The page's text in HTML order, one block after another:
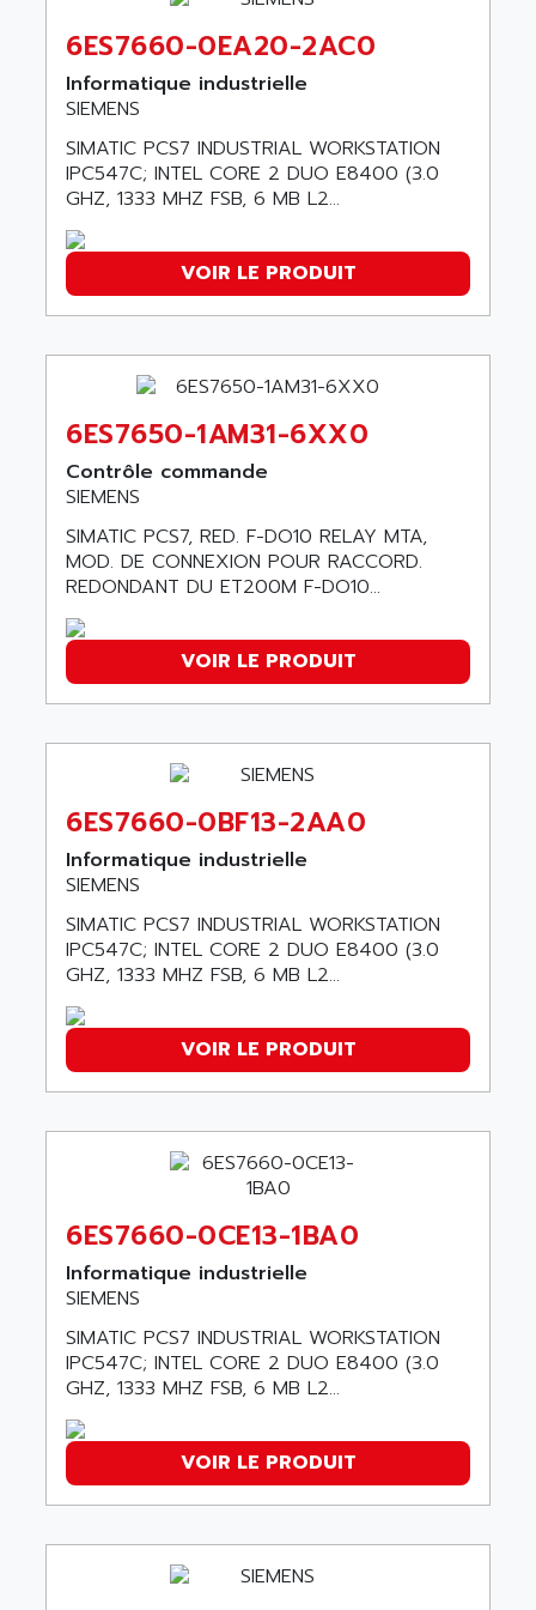
RAIL SWITCH
SBC
SIMATIC HMI
SIMATIC OPERATOR PANEL
APRIL 2000
APRIL 7000
SMC600
SMC 50 / SMC 600
SMC 600
SMC50 / SMC600
SMC 25 et SMC 35
SMC25 et SMC35
PB80
WS SERIES
TSX COMPACT
984 SERIE
SIMODRIVE
TSX21
C350
PB15
C200
SMC200 / 500
SYSMAC
SERVO MOTOR
PERMANENT MAGNET MOTOR
BPH
MASAP
SIMODRIVE 210
SIMODRIVE 610
SIMOREG
SINUMERIK 800
ABC VISION
ABD
ABG
ABL
ABL SURSUM
ABLE SYSTEMS
ABLIC
ABOUTBATTERIE
ABS COMPUTERS
ABS SYSTEM
ABSOCODER
ABUS
ABUS ELECTRONIC
AC
AC AUTOMATION
AC SMARTMOTION
ACARD
ACCES
ACCESS
ACCROSSER
ACCU
ACCUCELL
ACCU-SORT SYSTEMS
ACDC
ACEDIS
ACINDUCTO
ACMA
ACOMEL
ACOOL
ACOPIAN
ACOPOS
ACROMAG
ACS
ACT KERN
6ES7660-0EA20-2AC0
Informatique industrielle
SIEMENS
SIMATIC PCS7 INDUSTRIAL WORKSTATION
IPC547C; INTEL CORE 2 DUO E8400 (3.0
GHZ, 1333 MHZ FSB, 6 MB L2...
VOIR LE PRODUIT
6ES7650-1AM31-6XX0
Contrôle commande
SIEMENS
SIMATIC PCS7, RED. F-DO10 RELAY MTA,
MOD. DE CONNEXION POUR RACCORD.
REDONDANT DU ET200M F-DO10...
VOIR LE PRODUIT
6ES7660-0BF13-2AA0
Informatique industrielle
SIEMENS
SIMATIC PCS7 INDUSTRIAL WORKSTATION
IPC547C; INTEL CORE 2 DUO E8400 (3.0
GHZ, 1333 MHZ FSB, 6 MB L2...
VOIR LE PRODUIT
6ES7660-0CE13-1BA0
Informatique industrielle
SIEMENS
SIMATIC PCS7 INDUSTRIAL WORKSTATION
IPC547C; INTEL CORE 2 DUO E8400 (3.0
GHZ, 1333 MHZ FSB, 6 MB L2...
VOIR LE PRODUIT